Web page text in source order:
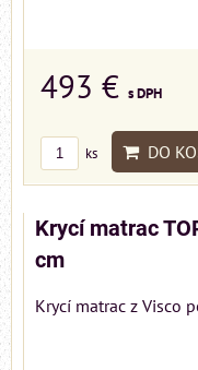
493 € s DPH
ks DO
Krycí matrac
cm
Krycí matrac z Visco